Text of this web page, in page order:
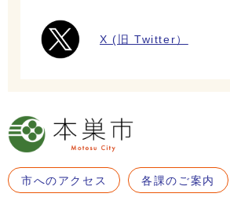
X (旧 Twitter）
市へのアクセス 各課のご案内